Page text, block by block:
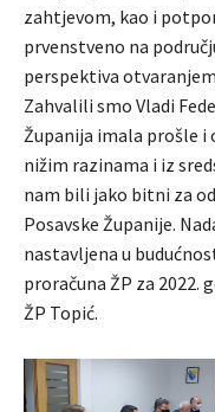
zahtjevom, kao i
prvenstveno na
perspektiva
Zahvalili smo Vladi
Županija imala prošle i
nižim razinama i iz
nam bili jako bitni za
Posavske Županije.
nastavljena u
proračuna ŽP za 2022.
ŽP Topić.